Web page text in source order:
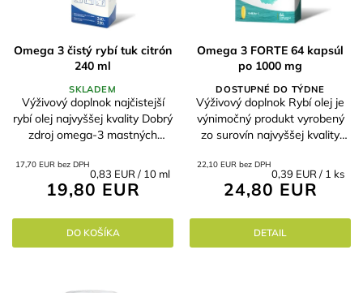
Omega 3 čistý rybí tuk citrón
240 ml
SKLADEM
17,70 EUR bez DPH
19,80 EUR
Jednotková
cena:
0,83 EUR / 10 ml
DO KOŠÍKA
Výživový doplnok najčistejší
rybí olej najvyššej kvality Dobrý
zdroj omega-3 mastných
normálnej funkcie mozgu V
kombinácii s cordycepsom
výrazne...
Omega 3 FORTE 64 kapsúl
po 1000 mg
DOSTUPNÉ DO TÝDNE
22,10 EUR bez DPH
24,80 EUR
Jednotková
cena:
0,39 EUR / 1 ks
DETAIL
Výživový doplnok Rybí olej je
výnimočný produkt vyrobený
zo surovín najvyššej kvality
pre ľudské telo veľmi dôležité
Odporúča sa aj pre
nastávajúce...